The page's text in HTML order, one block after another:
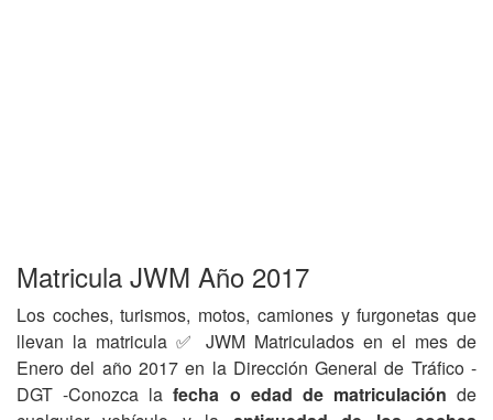
Matricula JWM Año 2017
Los coches, turismos, motos, camiones y furgonetas que
llevan la matricula ✅ JWM Matriculados en el mes de
Enero del año 2017 en la Dirección General de Tráfico -
DGT -Conozca lafecha o edad de matriculación de